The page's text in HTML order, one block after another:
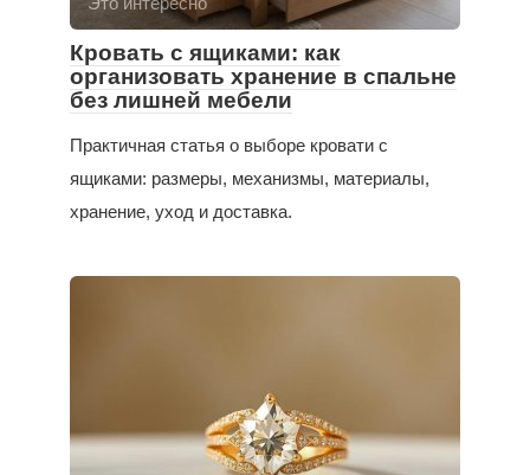
Кровать с ящиками: как
организовать хранение в спальне
без лишней мебели
Практичная статья о выборе кровати с
ящиками: размеры, механизмы, материалы,
хранение, уход и доставка.